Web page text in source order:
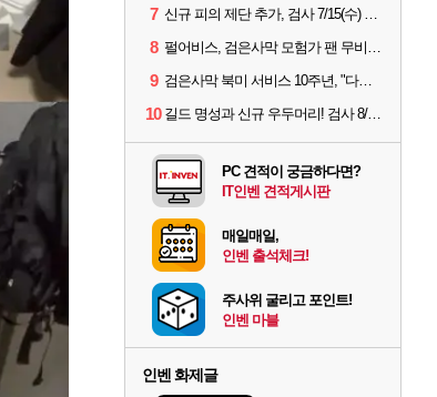
7 신규 피의 제단 추가, 검사 7/15(수) 패치 핵심 정리
8 펄어비스, 검은사막 모험가 팬 무비 '마디걸스' 글로벌 상영회 개최
9 검은사막 북미 서비스 10주년, "다음 10년도 우리만의 액션으로"
10 길드 명성과 신규 우두머리! 검사 8/5(수) 패치 핵심 정리
PC 견적이 궁금하다면?
IT인벤 견적게시판
매일매일,
인벤 출석체크!
주사위 굴리고 포인트!
인벤 마블
인벤 화제글